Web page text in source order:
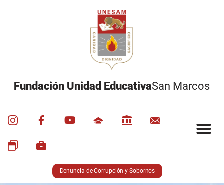
Fundación Unidad EducativaSan Marcos
Denuncia de Corrupción y Sobornos